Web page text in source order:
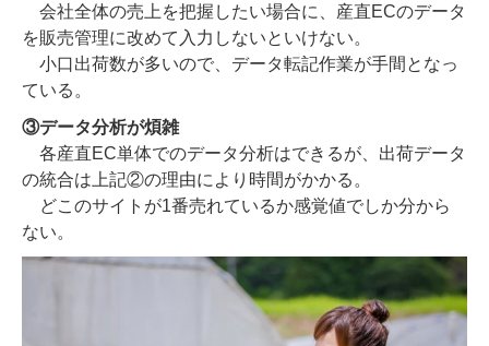
会社全体の売上を把握したい場合に、産直ECのデータ
を販売管理に改めて入力しないといけない。
小口出荷数が多いので、データ転記作業が手間となっ
ている。
③データ分析が煩雑
各産直EC単体でのデータ分析はできるが、出荷データ
の統合は上記②の理由により時間がかかる。
どこのサイトが1番売れているか感覚値でしか分から
ない。